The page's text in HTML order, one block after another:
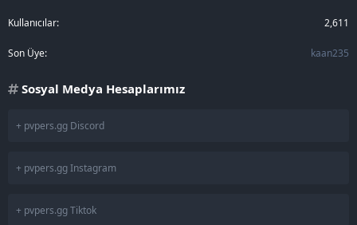
Kullanıcılar 2,611
Son Üye kaan235
Sosyal Medya Hesaplarımız
+ pvpers.gg Discord
+ pvpers.gg Instagram
+ pvpers.gg Tiktok